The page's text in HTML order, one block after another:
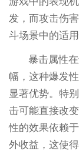
发，而攻击伤
斗场景中的适用
暴击属性
幅，这种爆发
显著优势。特
击可能直接改
性的效果依赖
外收益，这使